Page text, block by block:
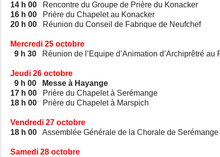
14 h 00 Rencontre du Groupe de Prière du Konacker
16 h 00 Prière du Chapelet au Konacker
20 h 00
Réunion du Conseil de Fabrique de Neufchef
Mercredi 25 octobre
9 h 30
Réunion de l’Equipe d’Animation d’Archiprêtré
Jeudi 26 octobre
9 h 00
Messe à Hayange
17 h 00 Prière du Chapelet à Serémange
18 h 00 Prière du Chapelet à Marspich
Vendredi 27 octobre
18 h 00 Assemblée Générale de la Chorale de Serémange
Samedi 28 octobre